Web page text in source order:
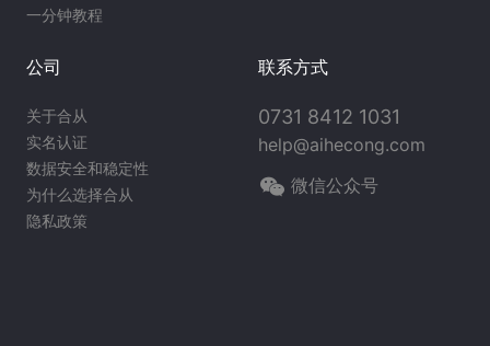
一分钟教程
公司
关于合从
实名认证
数据安全和稳定性
为什么选择合从
隐私政策
联系方式
0731 8412 1031
help@aihecong.com
微信公众号